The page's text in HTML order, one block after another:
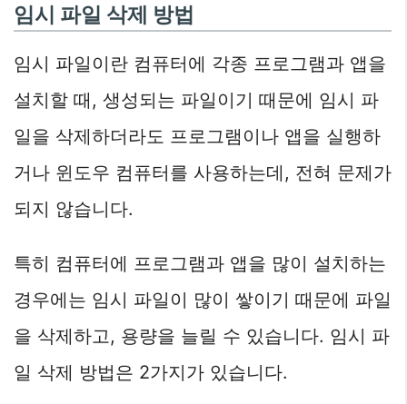
임시 파일 삭제 방법
임시 파일이란 컴퓨터에 각종 프로그램과 앱을
설치할 때, 생성되는 파일이기 때문에 임시 파
일을 삭제하더라도 프로그램이나 앱을 실행하
거나 윈도우 컴퓨터를 사용하는데, 전혀 문제가
되지 않습니다.
특히 컴퓨터에 프로그램과 앱을 많이 설치하는
경우에는 임시 파일이 많이 쌓이기 때문에 파일
을 삭제하고, 용량을 늘릴 수 있습니다. 임시 파
일 삭제 방법은 2가지가 있습니다.